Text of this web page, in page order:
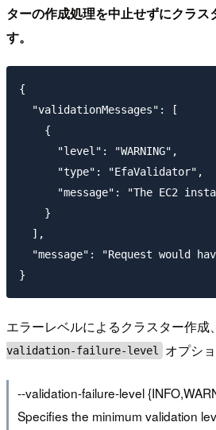
ターの作成処理を中止せずにクラス
す。
{
  "validationMessages": [
    {
      "level": "WARNING",
      "type": "EfaValidator",
"message": "The EC2
    }
  ],
"message": "Request would
エラーレベルによるクラスター作成
validation-failure-level
オプシ
--validation-failure-level
Specifies the minimum validation